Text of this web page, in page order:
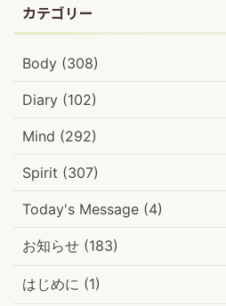
カテゴリー
Body (308)
Diary (102)
Mind (292)
Spirit (307)
Today's Message (4)
お知らせ (183)
はじめに (1)